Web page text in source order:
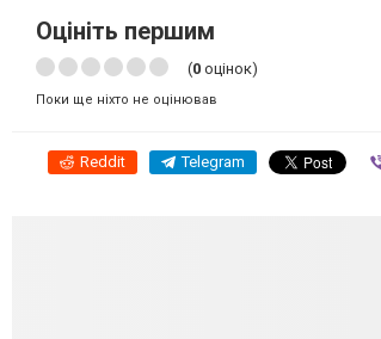
Оцініть першим
(0 оцінок)
Поки ще ніхто не оцінював
Reddit Telegram